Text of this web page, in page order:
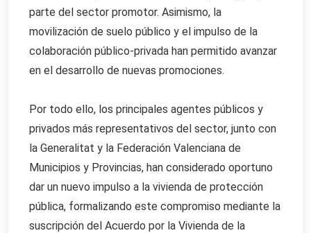
parte del sector promotor. Asimismo, la
movilización de suelo público y el impulso de la
colaboración público-privada han permitido avanzar
en el desarrollo de nuevas promociones.
Por todo ello, los principales agentes públicos y
privados más representativos del sector, junto con
la Generalitat y la Federación Valenciana de
Municipios y Provincias, han considerado oportuno
dar un nuevo impulso a la vivienda de protección
pública, formalizando este compromiso mediante la
suscripción del Acuerdo por la Vivienda de la